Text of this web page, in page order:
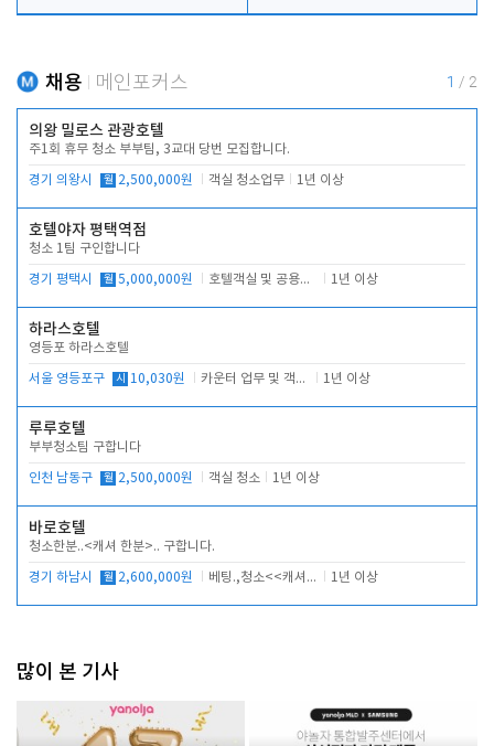
채용 메인포커스 1 / 2
의왕 밀로스 관광호텔
주1회 휴무 청소 부부팀, 3교대 당번 모집합니다.
경기 의왕시 월 2,500,000원 객실 청소업무 1년 이상
호텔야자 평택역점
청소 1팀 구인합니다
경기 평택시 월 5,000,000원 호텔객실 및 공용시설 청소 관리 1년 이상
하라스호텔
영등포 하라스호텔
서울 영등포구 시 10,030원 카운터 업무 및 객실관리(청소상태 확인, 객실판매) 1년 이상
루루호텔
부부청소팀 구합니다
인천 남동구 월 2,500,000원 객실 청소 1년 이상
바로호텔
청소한분..<캐셔 한분>.. 구합니다.
경기 하남시 월 2,600,000원 베팅.,청소<<캐셔 모셔봅니다. 1년 이상
많이 본 기사